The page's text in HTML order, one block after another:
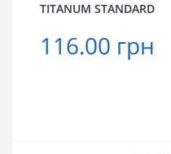
TITANUM STANDARD
116.00 грн